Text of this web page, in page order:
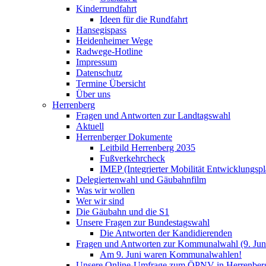
Kinderrundfahrt
Ideen für die Rundfahrt
Hansegispass
Heidenheimer Wege
Radwege-Hotline
Impressum
Datenschutz
Termine Übersicht
Über uns
Herrenberg
Fragen und Antworten zur Landtagswahl
Aktuell
Herrenberger Dokumente
Leitbild Herrenberg 2035
Fußverkehrcheck
IMEP (Integrierter Mobilität
Delegiertenwahl und Gäubahnfilm
Was wir wollen
Wer wir sind
Die Gäubahn und die S1
Unsere Fragen zur Bundestagswahl
Die Antworten der Kandidierenden
Fragen und Antworten zur Kommunalwahl (9.
Am 9. Juni waren Kommunalwahlen!